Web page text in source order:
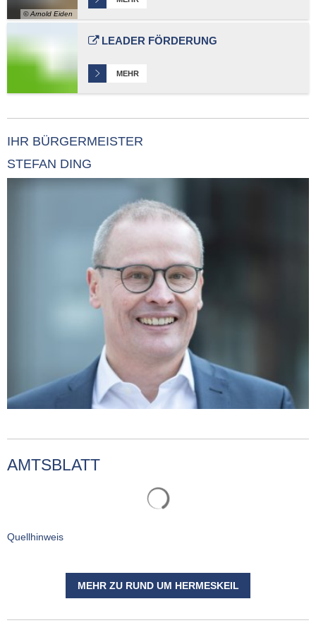
© Arnold Eiden
LEADER FÖRDERUNG
MEHR
IHR BÜRGERMEISTER
STEFAN DING
AMTSBLATT
Quellhinweis
MEHR ZU RUND UM HERMESKEIL